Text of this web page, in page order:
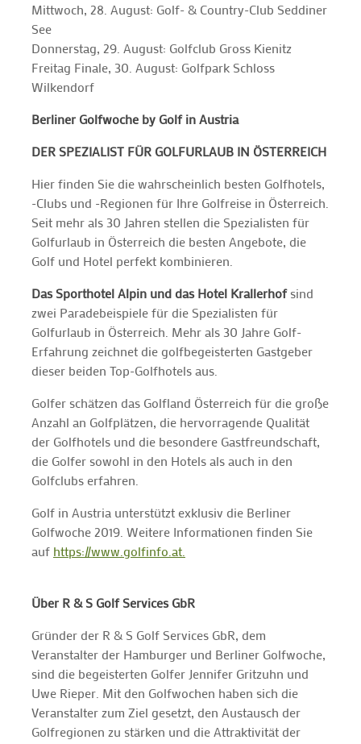
Mittwoch, 28. August: Golf- & Country-Club Seddiner
See
Donnerstag, 29. August: Golfclub Gross Kienitz
Freitag Finale, 30. August: Golfpark Schloss
Wilkendorf
Berliner Golfwoche by Golf in Austria
DER SPEZIALIST FÜR GOLFURLAUB IN ÖSTERREICH
Hier finden Sie die wahrscheinlich besten Golfhotels,
-Clubs und -Regionen für Ihre Golfreise in Österreich.
Seit mehr als 30 Jahren stellen die Spezialisten für
Golfurlaub in Österreich die besten Angebote, die
Golf und Hotel perfekt kombinieren.
Das Sporthotel Alpin und das Hotel Krallerhofsind
zwei Paradebeispiele für die Spezialisten für
Golfurlaub in Österreich. Mehr als 30 Jahre Golf-
Erfahrung zeichnet die golfbegeisterten Gastgeber
dieser beiden Top-Golfhotels aus.
Golfer schätzen das Golfland Österreich für die große
Anzahl an Golfplätzen, die hervorragende Qualität
der Golfhotels und die besondere Gastfreundschaft,
die Golfer sowohl in den Hotels als auch in den
Golfclubs erfahren.
Golf in Austria unterstützt exklusiv die Berliner
Golfwoche 2019. Weitere Informationen finden Sie
auf https://www.golfinfo.at.
Über R & S Golf Services GbR
Gründer der R & S Golf Services GbR, dem
Veranstalter der Hamburger und Berliner Golfwoche,
sind die begeisterten Golfer Jennifer Gritzuhn und
Uwe Rieper. Mit den Golfwochen haben sich die
Veranstalter zum Ziel gesetzt, den Austausch der
Golfregionen zu stärken und die Attraktivität der